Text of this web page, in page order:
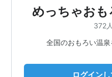
めっちゃお
372
全国のおもろい温泉
ログイン